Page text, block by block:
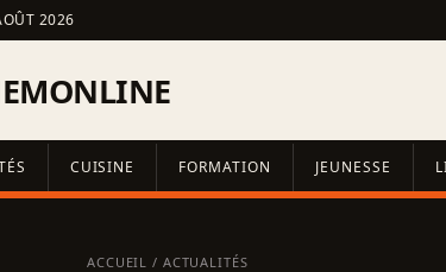
2026
CUISINE FORMATION JEUNESSE
ACCUEIL / ACTUALITÉS